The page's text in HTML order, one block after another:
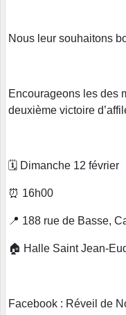
Nous leur souhaitons
Encourageons les des
deuxième victoire
🗓 Dimanche 12 février
⏰ 16h00
📍 188 rue de Basse,
🏠 Halle Saint Jean-
Facebook : Réveil de